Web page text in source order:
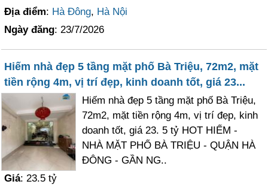
Địa điểm: Hà Đông, Hà Nội
Ngày đăng: 23/7/2026
Hiếm nhà đẹp 5 tầng mặt phố Bà Triệu, 72m2, mặt
tiền rộng 4m, vị trí đẹp, kinh doanh tốt, giá 23...
Hiếm nhà đẹp 5 tầng mặt phố Bà Triệu,
72m2, mặt tiền rộng 4m, vị trí đẹp, kinh
doanh tốt, giá 23. 5 tỷ HOT HIẾM -
NHÀ MẶT PHỐ BÀ TRIỆU - QUẬN HÀ
ĐÔNG - GẦN NG..
Giá: 23.5 tỷ